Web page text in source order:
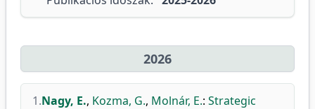
2026
1.Nagy, E., Kozma, G., Molnár, E.: Strategic